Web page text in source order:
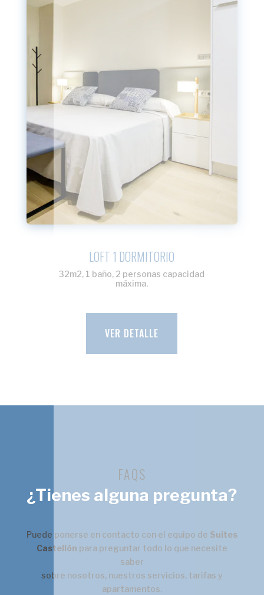
LOFT 1 DORMITORIO
32m2, 1 baño, 2 personas capacidad
máxima.
VER DETALLE
FAQS
¿Tienes alguna pregunta?
Puede ponerse en contacto con el equipo de Suites
Castellón para preguntar todo lo que necesite
saber
sobre nosotros, nuestros servicios, tarifas y
apartamentos.